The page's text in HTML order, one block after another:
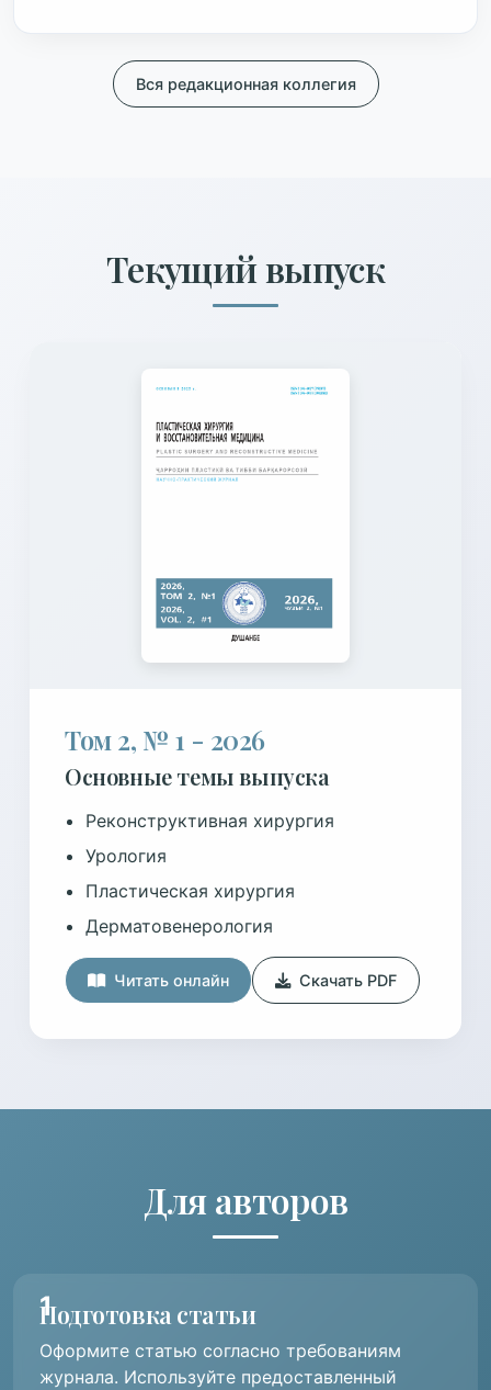
Вся редакционная коллегия
Текущий выпуск
Том 2, № 1 - 2026
Основные темы выпуска
Реконструктивная хирургия
Урология
Пластическая хирургия
Дерматовенерология
Читать онлайн Скачать PDF
Для авторов
Подготовка статьи
Оформите статью согласно требованиям
журнала. Используйте предоставленный